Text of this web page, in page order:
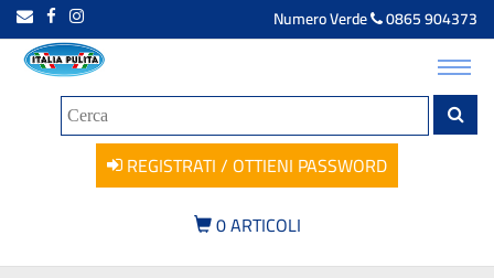
Numero Verde 0865 904373
REGISTRATI / OTTIENI PASSWORD
0ARTICOLI